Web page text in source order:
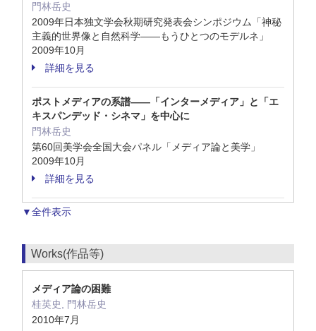
門林岳史
2009年日本独文学会秋期研究発表会シンポジウム「神秘
主義的世界像と自然科学——もうひとつのモデルネ」
2009年10月
詳細を見る
ポストメディアの系譜——「インターメディア」と「エ
キスパンデッド・シネマ」を中心に
門林岳史
第60回美学会全国大会パネル「メディア論と美学」
2009年10月
詳細を見る
▼全件表示
Works(作品等)
メディア論の困難
桂英史, 門林岳史
2010年7月